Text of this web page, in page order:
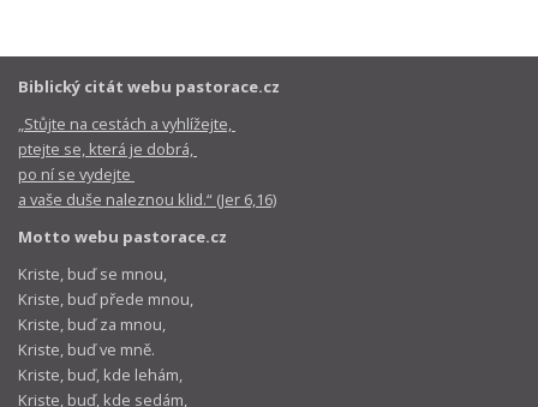
Biblický citát webu pastorace.cz
„Stůjte na cestách a vyhlížejte,
ptejte se, která je dobrá,
po ní se vydejte
a vaše duše naleznou klid.“ (Jer 6,16)
Motto webu pastorace.cz
Kriste, buď se mnou,
Kriste, buď přede mnou,
Kriste, buď za mnou,
Kriste, buď ve mně.
Kriste, buď, kde lehám,
Kriste, buď, kde sedám,